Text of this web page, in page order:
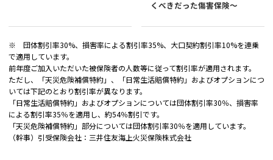
くべきだった傷害保険～
※ 団体割引率30%、損害率による割引率35%、大口契約割引率10%を連乗
で適用しています。
前年度ご加入いただいた被保険者の人数等に従って割引率が適用されます。
ただし、「天災危険補償特約」、「日常生活賠償特約」およびオプションにつ
いては下記のとおり割引率が異なります。
「日常生活賠償特約」およびオプションについては団体割引率30％、損害率
による割引率35％を適用し、約54％割引です。
「天災危険補償特約」部分については団体割引率30％を適用しています。
（幹事）引受保険会社：三井住友海上火災保険株式会社